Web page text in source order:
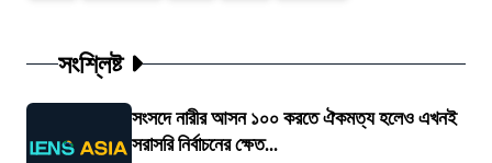
সংশ্লিষ্ট
সংসদে নারীর আসন ১০০ করতে ঐকমত্য হলেও এখনই
সরাসরি নির্বাচনের ক্ষেত...